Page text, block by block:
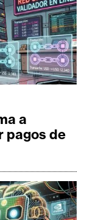
a
pagos de